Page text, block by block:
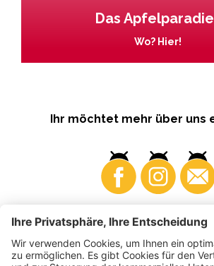
Das
Wo? Hier!
Ihr möchtet mehr über uns
Business